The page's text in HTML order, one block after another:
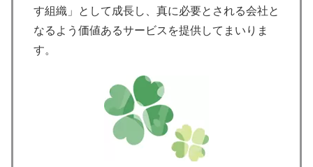
す組織」として成長し、真に必要とされる会社と
なるよう価値あるサービスを提供してまいりま
す。